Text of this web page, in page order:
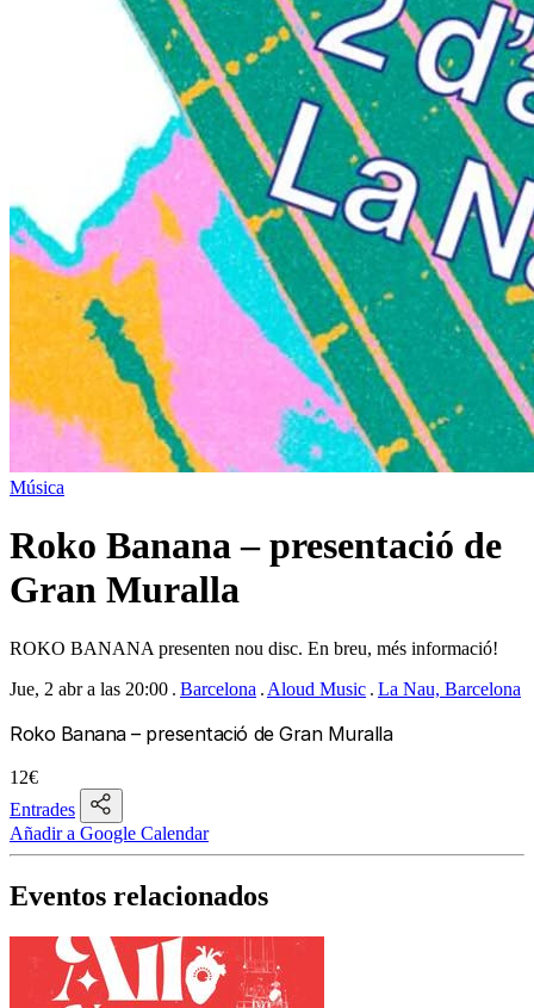
Música
Roko Banana – presentació de
Gran Muralla
ROKO BANANA presenten nou disc. En breu, més informació!
Jue, 2 abr a las 20:00 Barcelona Aloud Music La Nau, Barcelona
Roko Banana – presentació de Gran Muralla
12€
Entrades
Añadir a Google Calendar
Eventos relacionados